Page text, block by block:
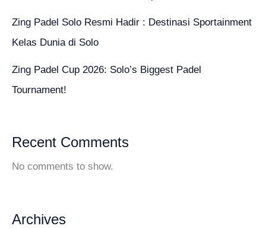
Zing Padel Solo Resmi Hadir : Destinasi Sportainment
Kelas Dunia di Solo
Zing Padel Cup 2026: Solo’s Biggest Padel
Tournament!
Recent Comments
No comments to show.
Archives